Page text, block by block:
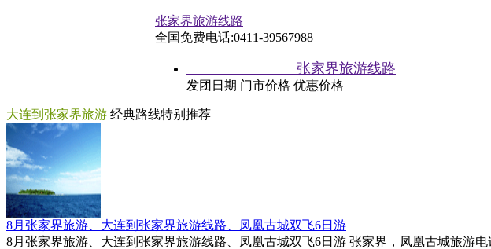
张家界旅游线路
全国免费电话:0411-39567988
张家界旅游线路
发团日期 门市价格 优惠价格
大连到张家界旅游 经典路线特别推荐
8月张家界旅游、大连到张家界旅游线路、凤凰古城双飞6日游
8月张家界旅游、大连到张家界旅游线路、凤凰古城双飞6日游 张家界，凤凰古城旅游电